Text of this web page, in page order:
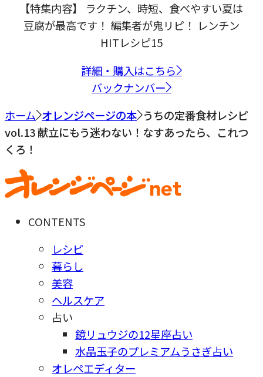
【特集内容】 ラクチン、時短、食べやすい夏は
豆腐が最高です！ 編集者が鬼リピ！ レンチン
HITレシピ15
詳細・購入はこちら
バックナンバー
ホーム オレンジページの本 うちの定番食材レシピ
vol.13 献立にもう迷わない！なすあったら、これつ
くろ！
CONTENTS
レシピ
暮らし
美容
ヘルスケア
占い
鏡リュウジの12星座占い
水晶玉子のプレミアムうさぎ占い
オレペエディター